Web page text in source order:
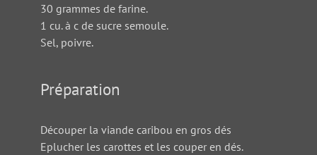
30 grammes de farine.
1 cu. à c de sucre semoule.
Sel, poivre.
Préparation
Découper la viande caribou en gros dés
Eplucher les carottes et les couper en dés.